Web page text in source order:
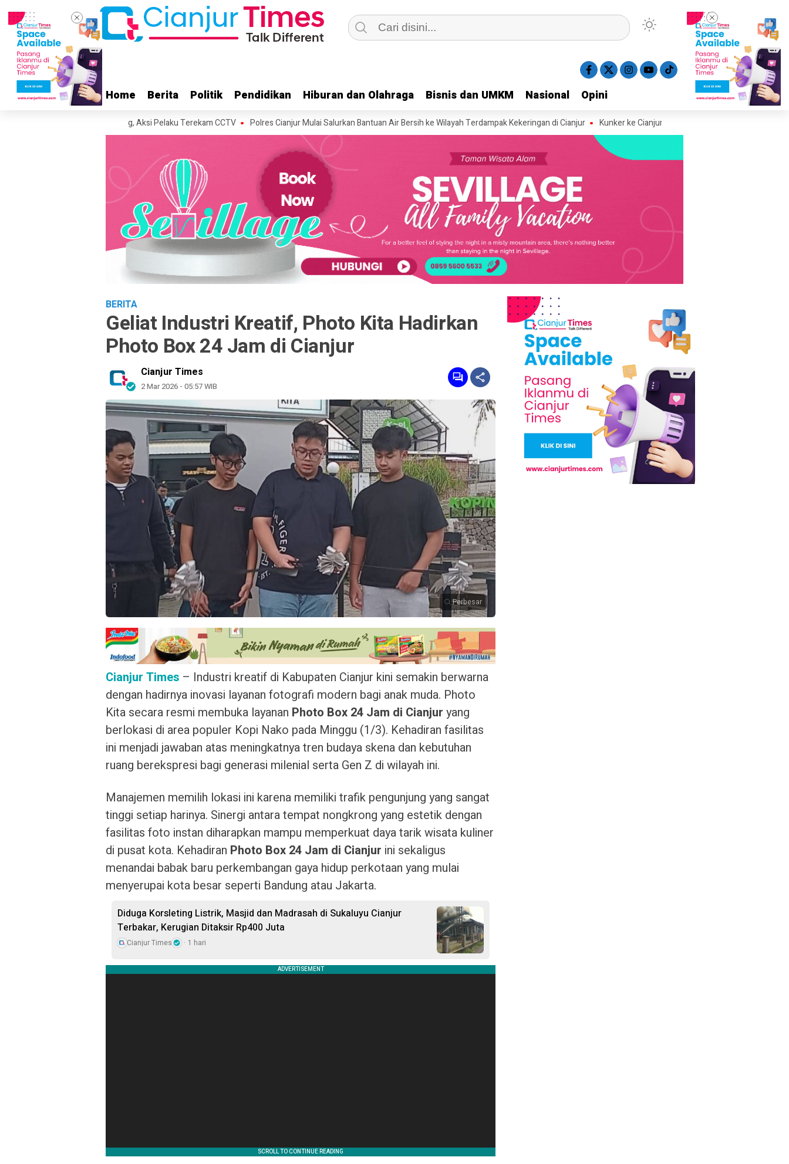
Home Berita Politik Pendidikan Hiburan dan Olahraga Bisnis dan UMKM Nasional Opini
Home Berita Politik Pendidikan Hiburan dan Olahraga Bisnis dan UMKM Nasional Opini
Cianjur Hilang, Aksi Pelaku Terekam CCTV Polres Cianjur Mulai Salurkan Bantuan Air Bersih ke Wilayah Terdampak Kekeringan di Cianjur Kunker ke Cianjur, Cak Imin Luncurkan Gerakan 10 Ribu MCK
BERITA
Geliat Industri Kreatif, Photo Kita Hadirkan
Photo Box 24 Jam di Cianjur
Cianjur Times
2 Mar 2026 - 05:57 WIB
Perbesar
Cianjur Times – Industri kreatif di Kabupaten Cianjur kini semakin berwarna
dengan hadirnya inovasi layanan fotografi modern bagi anak muda. Photo
Kita secara resmi membuka layanan Photo Box 24 Jam di Cianjur yang
berlokasi di area populer Kopi Nako pada Minggu (1/3). Kehadiran fasilitas
ini menjadi jawaban atas meningkatnya tren budaya skena dan kebutuhan
ruang berekspresi bagi generasi milenial serta Gen Z di wilayah ini.
Manajemen memilih lokasi ini karena memiliki trafik pengunjung yang sangat
tinggi setiap harinya. Sinergi antara tempat nongkrong yang estetik dengan
fasilitas foto instan diharapkan mampu memperkuat daya tarik wisata kuliner
di pusat kota. Kehadiran Photo Box 24 Jam di Cianjur ini sekaligus
menandai babak baru perkembangan gaya hidup perkotaan yang mulai
menyerupai kota besar seperti Bandung atau Jakarta.
Diduga Korsleting Listrik, Masjid dan Madrasah di Sukaluyu Cianjur
Terbakar, Kerugian Ditaksir Rp400 Juta
Cianjur Times 1 hari